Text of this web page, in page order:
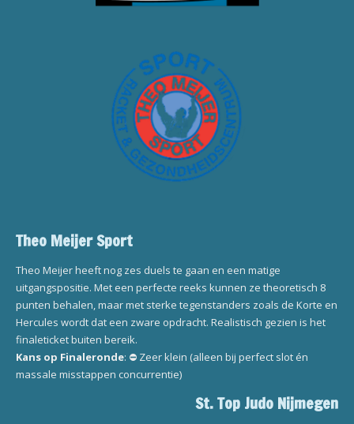
Theo Meijer Sport
Theo Meijer heeft nog zes duels te gaan en een matige
uitgangspositie. Met een perfecte reeks kunnen ze theoretisch 8
punten behalen, maar met sterke tegenstanders zoals de Korte en
Hercules wordt dat een zware opdracht. Realistisch gezien is het
finaleticket buiten bereik.
Kans op Finaleronde: ⛔ Zeer klein (alleen bij perfect slot én
massale misstappen concurrentie)
St. Top Judo Nijmegen